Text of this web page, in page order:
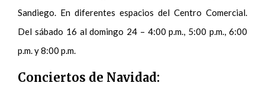
Sandiego. En diferentes espacios del Centro Comercial.
Del sábado 16 al domingo 24 – 4:00 p.m., 5:00 p.m., 6:00
p.m. y 8:00 p.m.
Conciertos de Navidad: